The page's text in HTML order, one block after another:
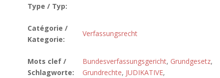
Type / Typ:
Catégorie /
Kategorie:
Verfassungsrecht
Mots clef /
Schlagworte:
Bundesverfassungsgericht, Grundgesetz,
Grundrechte, JUDIKATIVE,